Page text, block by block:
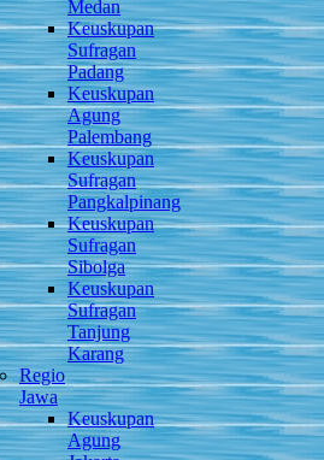
Medan
Keuskupan
Sufragan
Padang
Keuskupan
Agung
Palembang
Keuskupan
Sufragan
Pangkalpinang
Keuskupan
Sufragan
Sibolga
Keuskupan
Sufragan
Tanjung
Karang
Regio
Jawa
Keuskupan
Agung